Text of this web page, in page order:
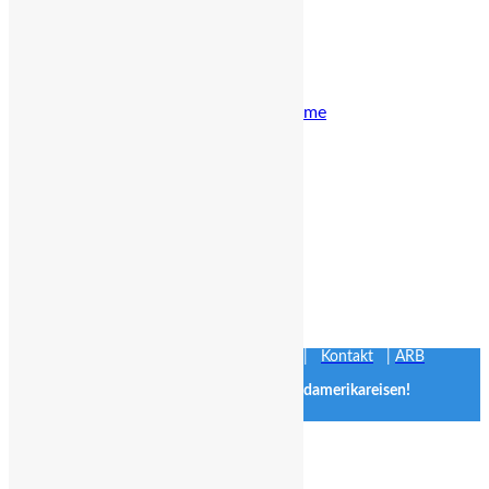
All-Inclusive Programme
Kontakt ARB
Chiletouristik Ihr Spezialist für Chile- und Südamerikareisen!